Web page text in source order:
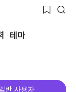
테마
반 사용자